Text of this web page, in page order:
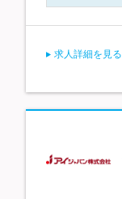
求人詳細を見る